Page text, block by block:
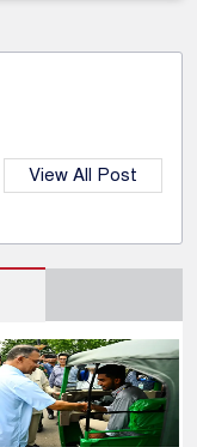
View All Post